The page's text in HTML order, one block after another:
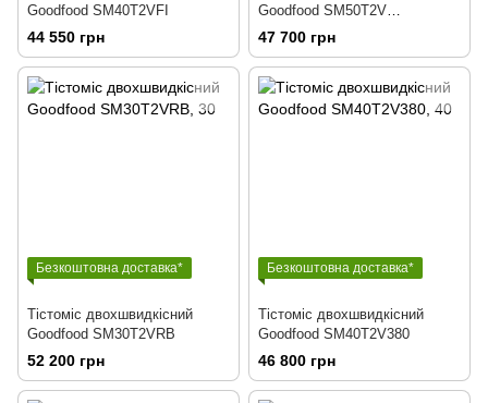
Goodfood SM40T2VFI
44 550 грн
Goodfood SM50T2V
промисловий
47 700 грн
Безкоштовна доставка*
Тістоміс двохшвидкісний
Goodfood SM30T2VRB
52 200 грн
Безкоштовна доставка*
Тістоміс двохшвидкісний
Goodfood SM40T2V380
46 800 грн